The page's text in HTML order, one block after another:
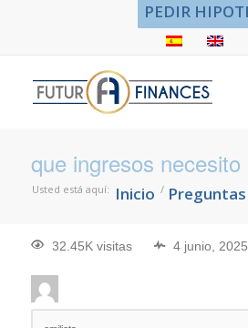
PEDIR
que ingresos necesito
Usted está aquí: Inicio / Preguntas
32.45K visitas 4 junio, 2025